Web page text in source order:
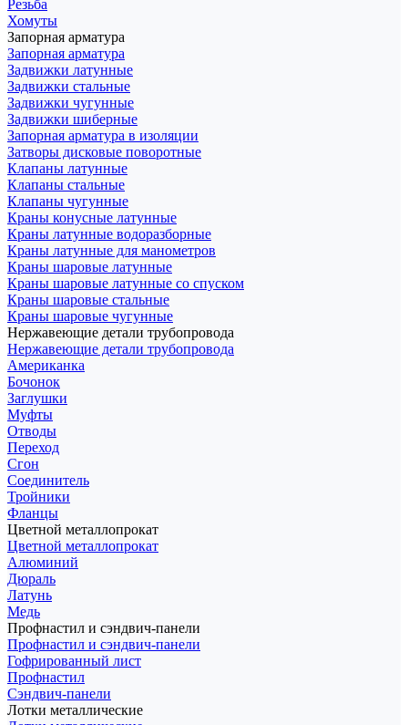
Резьба
Хомуты
Запорная арматура
Запорная арматура
Задвижки латунные
Задвижки стальные
Задвижки чугунные
Задвижки шиберные
Запорная арматура в изоляции
Затворы дисковые поворотные
Клапаны латунные
Клапаны стальные
Клапаны чугунные
Краны конусные латунные
Краны латунные водоразборные
Краны латунные для манометров
Краны шаровые латунные
Краны шаровые латунные со спуском
Краны шаровые стальные
Краны шаровые чугунные
Нержавеющие детали трубопровода
Нержавеющие детали трубопровода
Американка
Бочонок
Заглушки
Муфты
Отводы
Переход
Сгон
Соединитель
Тройники
Фланцы
Цветной металлопрокат
Цветной металлопрокат
Алюминий
Дюраль
Латунь
Медь
Профнастил и сэндвич-панели
Профнастил и сэндвич-панели
Гофрированный лист
Профнастил
Сэндвич-панели
Лотки металлические